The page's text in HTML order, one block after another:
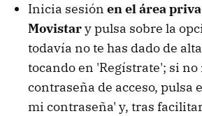
Inicia sesión en el área
Movistary pulsa sobre la
todavía no te has dado de
tocando en 'Regístrate'; si
contraseña de acceso, pulsa
mi contraseña' y, tras